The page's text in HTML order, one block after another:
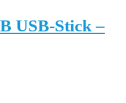
USB-Stick –